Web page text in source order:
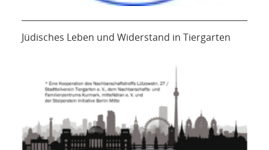
Jüdisches Leben und Widerstand in Tiergarten